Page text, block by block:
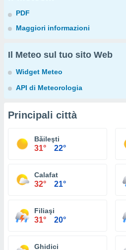
PDF
Maggiori informazioni
Il Meteo sul tuo sito Web
Widget Meteo
API di Meteorologia
Principali città
Băileşti
31° 22°
Calafat
32° 21°
Filiaşi
31° 20°
Ghidici